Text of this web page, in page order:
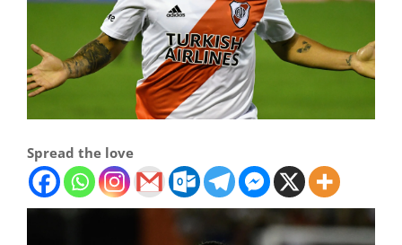
Spread the love